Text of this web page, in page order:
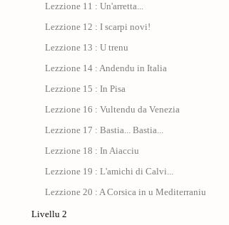
Lezzione 11 : Un'arretta...
Lezzione 12 : I scarpi novi!
Lezzione 13 : U trenu
Lezzione 14 : Andendu in Italia
Lezzione 15 : In Pisa
Lezzione 16 : Vultendu da Venezia
Lezzione 17 : Bastia... Bastia...
Lezzione 18 : In Aiacciu
Lezzione 19 : L'amichi di Calvi...
Lezzione 20 : A Corsica in u Mediterraniu
Livellu 2